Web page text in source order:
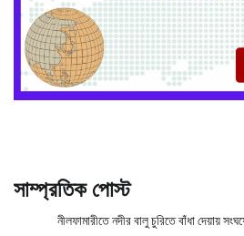
সাম্প্রতিক পোস্ট
নীলফামারীতে নদীর বালু চুরিতে বাঁধা দেয়ায়